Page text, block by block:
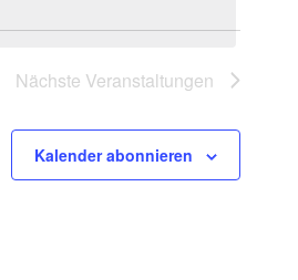
Nächste Veranstaltungen
Kalender abonnieren